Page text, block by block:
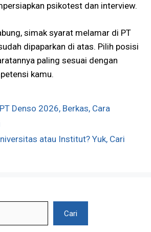
psikotest dan interview.
simak syarat melamar di PT
dipaparkan di atas. Pilih posisi
paling sesuai dengan
kamu.
Denso 2026, Berkas, Cara
atau Institut? Yuk, Cari
Cari